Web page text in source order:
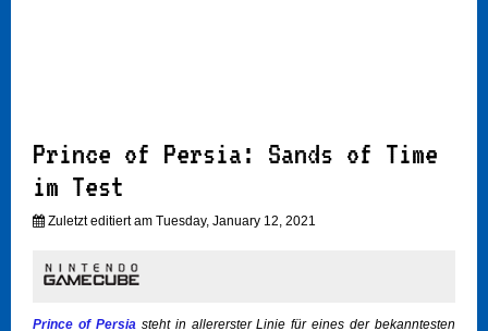
Prince of Persia: Sands of Time
im Test
Zuletzt editiert am Tuesday, January 12, 2021
Prince of Persiasteht in allererster Linie für eines der bekanntesten